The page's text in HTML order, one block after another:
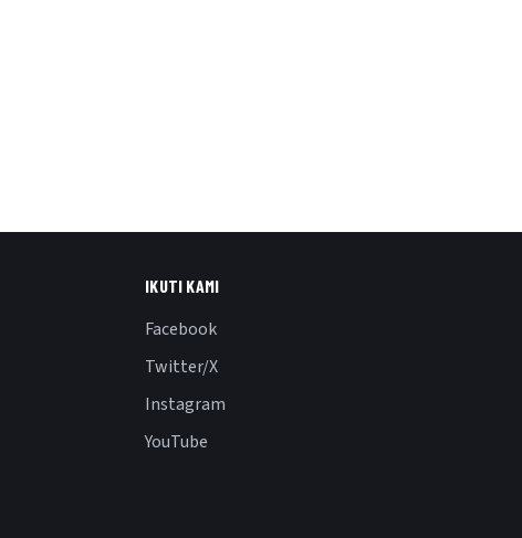
IKUTI KAMI
Facebook
Twitter/X
Instagram
YouTube